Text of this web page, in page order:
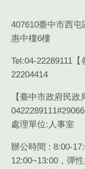
407610臺中市西
惠中樓6樓
Tel:04-22289111【
22204414
【臺中市政府民政
處理單位:人事室
辦公時間 : 8:00-
12:00~13:00，彈